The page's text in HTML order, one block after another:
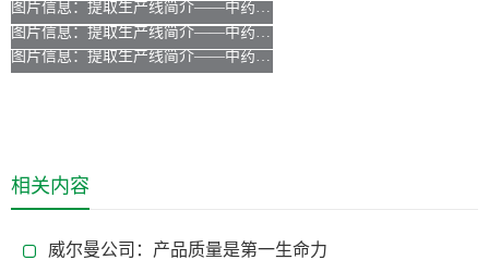
相关内容
威尔曼公司：产品质量是第一生命力